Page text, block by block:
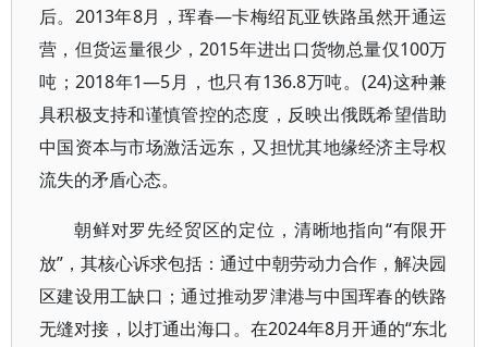
后。2013年8月，珲春—卡梅绍瓦亚铁路虽然开通运
营，但货运量很少，2015年进出口货物总量仅100万
吨；2018年1—5月，也只有136.8万吨。(24)这种兼
具积极支持和谨慎管控的态度，反映出俄既希望借助
中国资本与市场激活远东，又担忧其地缘经济主导权
流失的矛盾心态。
朝鲜对罗先经贸区的定位，清晰地指向“有限开
放”，其核心诉求包括：通过中朝劳动力合作，解决园
区建设用工缺口；通过推动罗津港与中国珲春的铁路
无缝对接，以打通出海口。在2024年8月开通的“东北